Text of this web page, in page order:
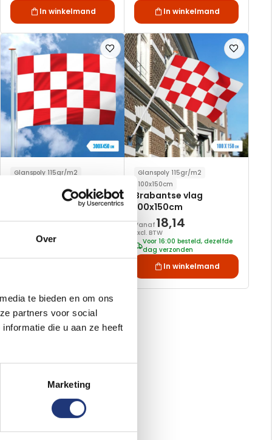
Over
te bieden en om ons
partners voor social
die u aan ze heeft
Marketing
In winkelmand In winkelmand
Voeg
toe
verlanglijst
Glanspoly 115gr/m2
Brabantse vlag
140,45
Excl. BTW
Voeg
toe
aan
verlanglijst
Glanspoly 115gr/m2
100x150cm
Brabantse vlag
100x150cm
Vanaf 18,14
Excl. BTW
Voor 16:00 besteld, dezelfde
dag verzonden
In winkelmand